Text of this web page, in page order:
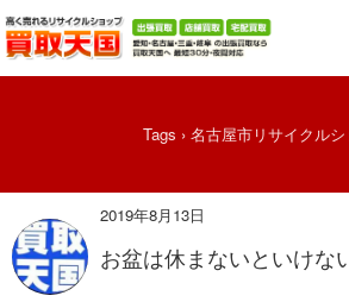
Tags › 名古屋市リサイクル
2019年8月13日
お盆は休まないといけな